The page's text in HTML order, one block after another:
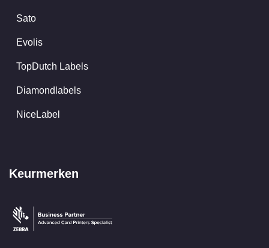
Sato
Evolis
TopDutch Labels
Diamondlabels
NiceLabel
Keurmerken